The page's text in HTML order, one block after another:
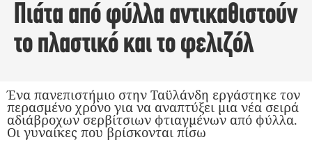
Πιάτα από φύλλα αντικαθιστούν
το πλαστικό και το φελιζόλ
Ένα πανεπιστήμιο στην Ταϋλάνδη εργάστηκε τον
περασμένο χρόνο για να αναπτύξει μια νέα σειρά
αδιάβροχων σερβίτσιων φτιαγμένων από φύλλα.
Οι γυναίκες που βρίσκονται πίσω